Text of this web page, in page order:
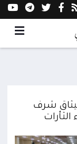
شرف
الثأرات